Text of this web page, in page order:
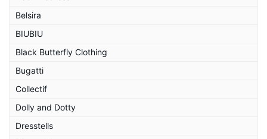
Belsira
BIUBIU
Black Butterfly Clothing
Bugatti
Collectif
Dolly and Dotty
Dresstells